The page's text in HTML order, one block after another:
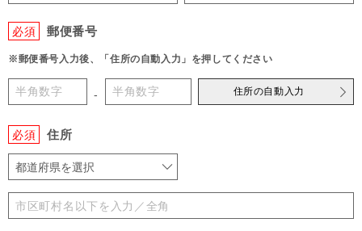
必須 郵便番号
※郵便番号入力後、「住所の自動入力」を押してください
- 住所の自動入力
必須 住所
都道府県を選択